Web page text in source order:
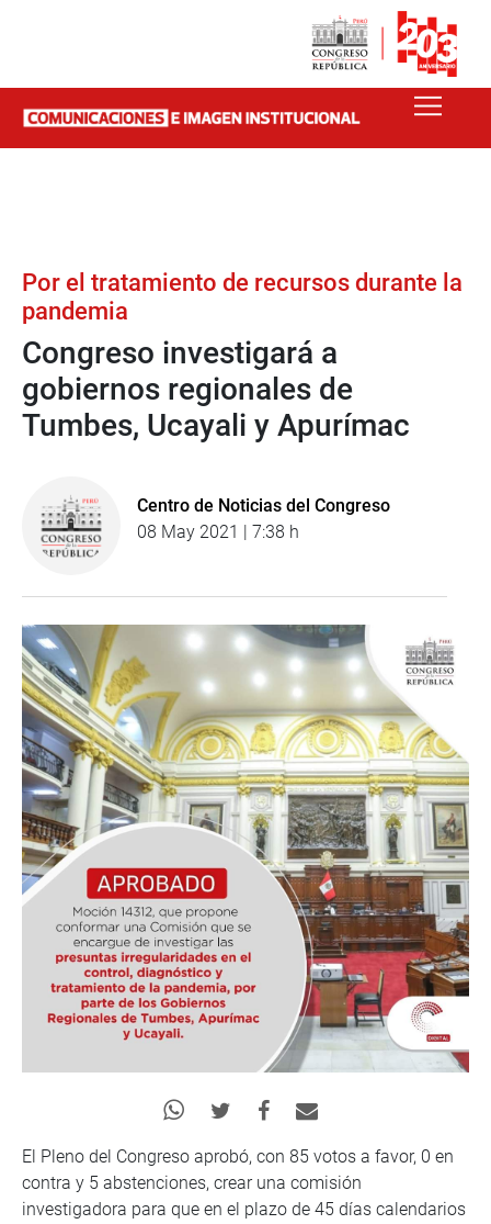
Por el tratamiento de recursos durante la
pandemia
Congreso investigará a
gobiernos regionales de
Tumbes, Ucayali y Apurímac
Centro de Noticias del Congreso
08 May 2021 | 7:38 h
El Pleno del Congreso aprobó, con 85 votos a favor, 0 en
contra y 5 abstenciones, crear una comisión
investigadora para que en el plazo de 45 días calendarios